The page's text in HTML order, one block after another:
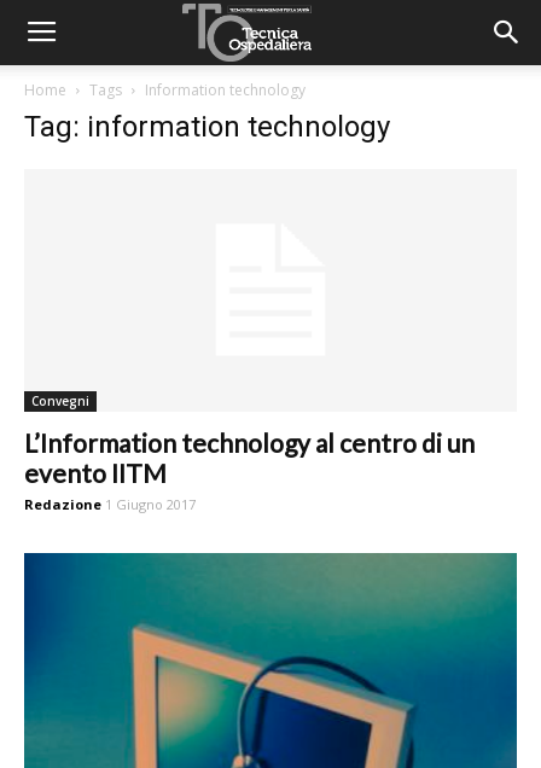
Home Tags Information technology
Tag: information technology
Convegni
L’Information technology al centro di un
evento IITM
Redazione 1 Giugno 2017